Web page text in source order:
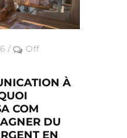
/
Off
À
COM
DU
EN